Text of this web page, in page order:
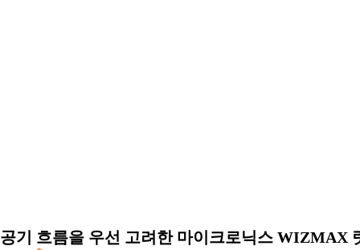
공기 흐름을 우선 고려한 마이크로닉스 WIZMAX